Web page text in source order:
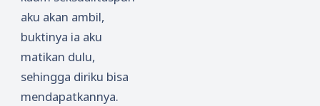
aku akan ambil,
buktinya ia aku
matikan dulu,
sehingga diriku bisa
mendapatkannya.